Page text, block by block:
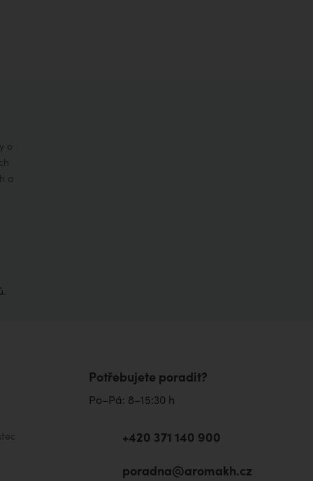
o
a
.
Potřebujete poradit?
Po–Pá: 8–15:30 h
+420 371 140 900
poradna@aromakh.cz